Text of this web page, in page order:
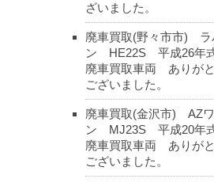
ざいました。
廃車買取(野々市市) ラ
ン HE22S 平成26年
廃車買取車両 ありが
ございました。
廃車買取(金沢市) AZ
ン MJ23S 平成20年
廃車買取車両 ありが
ございました。